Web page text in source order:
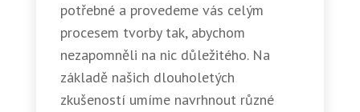
potřebné a provedeme vás celým
procesem tvorby tak, abychom
nezapomněli na nic důležitého. Na
základě našich dlouholetých
zkušeností umíme navrhnout různé